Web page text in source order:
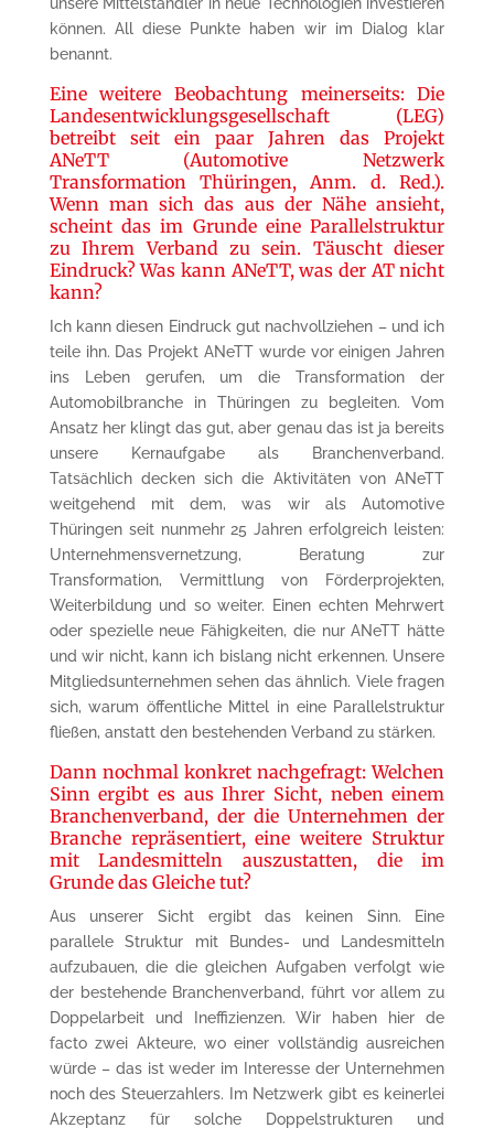
unsere Mittelständler in neue Technologien investieren
können. All diese Punkte haben wir im Dialog klar
benannt.
Eine weitere Beobachtung meinerseits: Die
Landesentwicklungsgesellschaft (LEG)
betreibt seit ein paar Jahren das Projekt
ANeTT (Automotive Netzwerk
Transformation Thüringen, Anm. d. Red.).
Wenn man sich das aus der Nähe ansieht,
scheint das im Grunde eine Parallelstruktur
zu Ihrem Verband zu sein. Täuscht dieser
Eindruck? Was kann ANeTT, was der AT nicht
kann?
Ich kann diesen Eindruck gut nachvollziehen – und ich
teile ihn. Das Projekt ANeTT wurde vor einigen Jahren
ins Leben gerufen, um die Transformation der
Automobilbranche in Thüringen zu begleiten. Vom
Ansatz her klingt das gut, aber genau das ist ja bereits
unsere Kernaufgabe als Branchenverband.
Tatsächlich decken sich die Aktivitäten von ANeTT
weitgehend mit dem, was wir als Automotive
Thüringen seit nunmehr 25 Jahren erfolgreich leisten:
Unternehmensvernetzung, Beratung zur
Transformation, Vermittlung von Förderprojekten,
Weiterbildung und so weiter. Einen echten Mehrwert
oder spezielle neue Fähigkeiten, die nur ANeTT hätte
und wir nicht, kann ich bislang nicht erkennen. Unsere
Mitgliedsunternehmen sehen das ähnlich. Viele fragen
sich, warum öffentliche Mittel in eine Parallelstruktur
fließen, anstatt den bestehenden Verband zu stärken.
Dann nochmal konkret nachgefragt: Welchen
Sinn ergibt es aus Ihrer Sicht, neben einem
Branchenverband, der die Unternehmen der
Branche repräsentiert, eine weitere Struktur
mit Landesmitteln auszustatten, die im
Grunde das Gleiche tut?
Aus unserer Sicht ergibt das keinen Sinn. Eine
parallele Struktur mit Bundes- und Landesmitteln
aufzubauen, die die gleichen Aufgaben verfolgt wie
der bestehende Branchenverband, führt vor allem zu
Doppelarbeit und Ineffizienzen. Wir haben hier de
facto zwei Akteure, wo einer vollständig ausreichen
würde – das ist weder im Interesse der Unternehmen
noch des Steuerzahlers. Im Netzwerk gibt es keinerlei
Akzeptanz für solche Doppelstrukturen und